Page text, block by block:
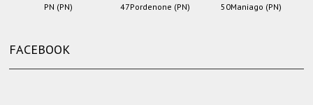
PN (PN)
47Pordenone (PN)
50Maniago (PN)
FACEBOOK